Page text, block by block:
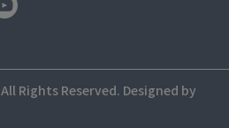
All Rights Reserved. Designed by